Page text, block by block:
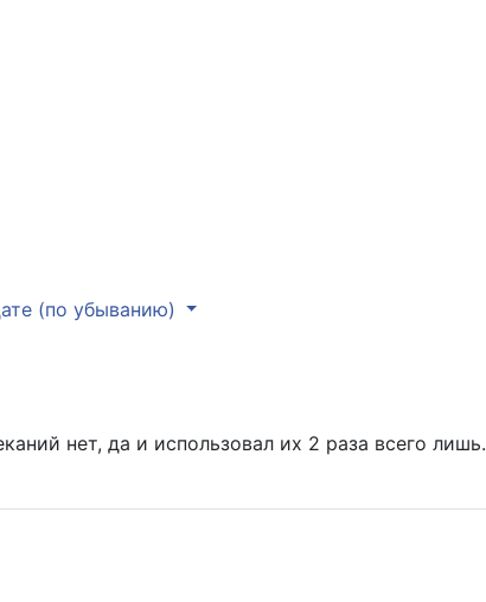
(по убыванию)
нет, да и использовал их 2 раза всего лишь.